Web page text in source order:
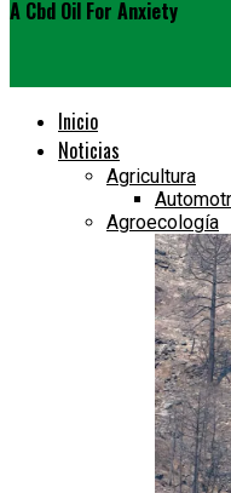
A Cbd Oil For Anxiety
Inicio
Noticias
Agricultura
Agroecología